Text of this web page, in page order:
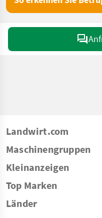
Landwirt.com
Maschinengruppen
Kleinanzeigen
Top Marken
Länder